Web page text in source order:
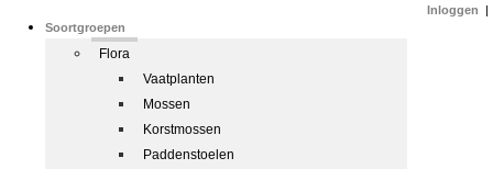
Soortgroepen
Flora
Vaatplanten
Mossen
Korstmossen
Paddenstoelen
Inloggen |